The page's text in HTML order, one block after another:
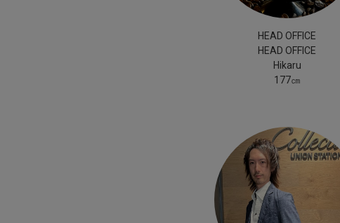
HEAD OFFICE
HEAD OFFICE
Hikaru
177㎝